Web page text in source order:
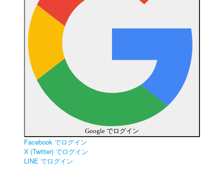
Google でログイン
Facebook でログイン
X (Twitter) でログイン
LINE でログイン